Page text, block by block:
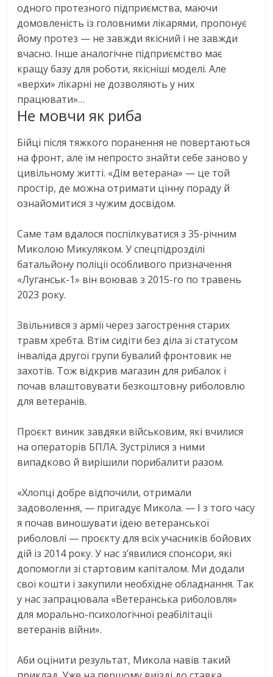
одного протезного підприємства, маючи
домовленість із головними лікарями, пропонує
йому протез — не завжди якісний і не завжди
вчасно. Інше аналогічне підприємство має
кращу базу для роботи, якісніші моделі. Але
«верхи» лікарні не дозволяють у них
працювати»…
Не мовчи як риба
Бійці після тяжкого поранення не повертаються
на фронт, але їм непросто знайти себе заново у
цивільному житті. «Дім ветерана» — це той
простір, де можна отримати цінну пораду й
ознайомитися з чужим досвідом.
Саме там вдалося поспілкуватися з 35-річним
Миколою Микуляком. У спецпідрозділі
батальйону поліції особливого призначення
«Луганськ-1» він воював з 2015-го по травень
2023 року.
Звільнився з армії через загострення старих
травм хребта. Втім сидіти без діла зі статусом
інваліда другої групи бувалий фронтовик не
захотів. Тож відкрив магазин для рибалок і
почав влаштовувати безкоштовну риболовлю
для ветеранів.
Проєкт виник завдяки військовим, які вчилися
на операторів БПЛА. Зустрілися з ними
випадково й вирішили порибалити разом.
«Хлопці добре відпочили, отримали
задоволення, — пригадує Микола. — І з того часу
я почав виношувати ідею ветеранської
риболовлі — проєкту для всіх учасників бойових
дій iз 2014 року. У нас з’явилися спонсори, які
допомогли зі стартовим капіталом. Ми додали
свої кошти і закупили необхідне обладнання. Так
у нас запрацювала «Ветеранська риболовля»
для морально-психологічної реабілітації
ветеранів війни».
Аби оцінити результат, Микола навів такий